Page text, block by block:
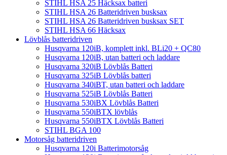
STIHL HSA 25 Häcksax batteri
STIHL HSA 26 Batteridriven busksax
STIHL HSA 26 Batteridriven busksax SET
STIHL HSA 66 Häcksax
Lövblås batteridriven
Husqvarna 120iB, komplett inkl. BLi20 + QC80
Husqvarna 120iB, utan batteri och laddare
Husqvarna 320iB Lövblås Batteri
Husqvarna 325iB Lövblås batteri
Husqvarna 340iBT, utan batteri och laddare
Husqvarna 525iB Lövblås Batteri
Husqvarna 530iBX Lövblås Batteri
Husqvarna 550iBTX lövblås
Husqvarna 550iBTX Lövblås Batteri
STIHL BGA 100
Motorsåg batteridriven
Husqvarna 120i Batterimotorsåg